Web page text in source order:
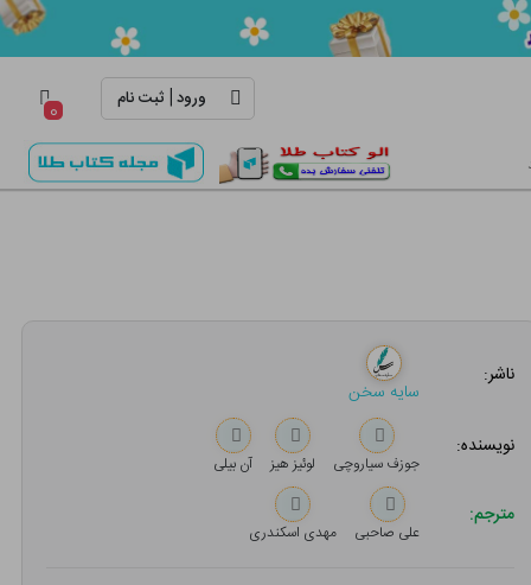
ورود| ثبت نام ۰
ناشر:
سایه سخن
نویسنده:
جوزف سیاروچی لوئیز هیز آن بیلی
مترجم:
علی صاحبی مهدی اسکندری